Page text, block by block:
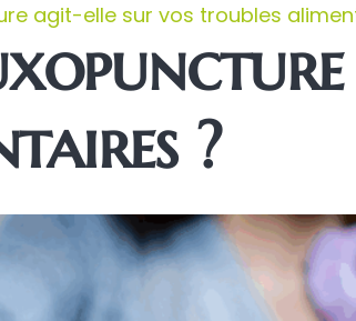
agit-elle sur vos troubles
?